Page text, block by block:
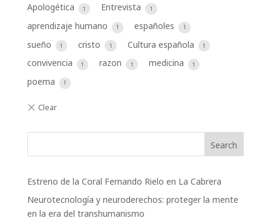
Apologética 1 Entrevista 1
aprendizaje humano 1 españoles 1
sueño 1 cristo 1 Cultura española 1
convivencia 1 razon 1 medicina 1
poema 1
Search
Estreno de la Coral Fernando Rielo en La Cabrera
Neurotecnología y neuroderechos: proteger la mente
en la era del transhumanismo